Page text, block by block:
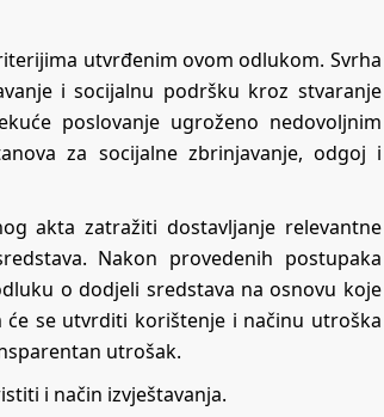
utvrđenim ovom odlukom. Svrha
i socijalnu podršku kroz stvaranje
poslovanje ugroženo nedovoljnim
za socijalne zbrinjavanje, odgoj i
akta zatražiti dostavljanje relevantne
Nakon provedenih postupaka
o dodjeli sredstava na osnovu koje
se utvrditi korištenje i načinu utroška
utrošak.
i način izvještavanja.